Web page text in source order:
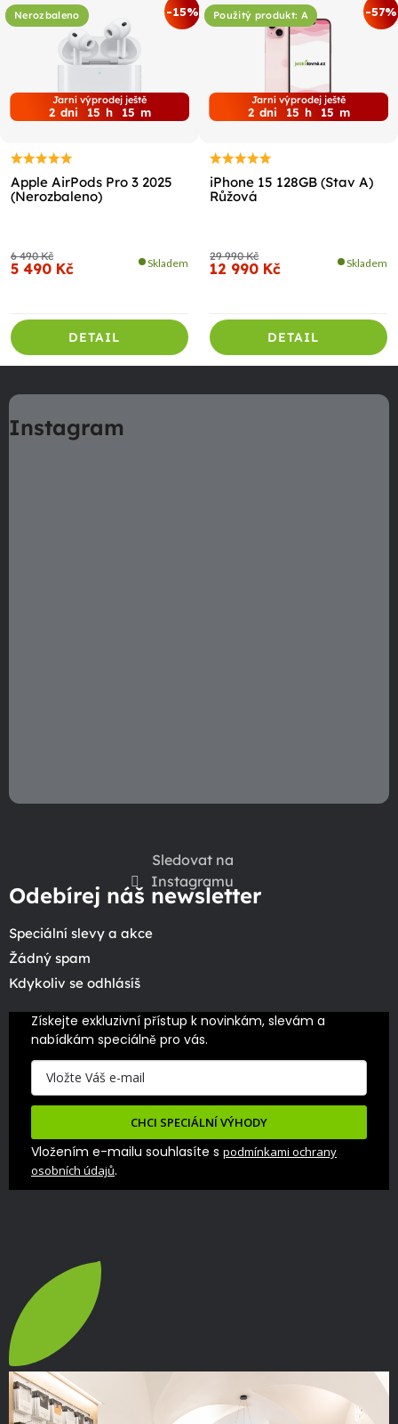
Nerozbaleno -15%
Jarní výprodej ještě
2 dni 15 h 15 m
Apple AirPods Pro 3 2025
(Nerozbaleno)
6 490 Kč
5 490 Kč Skladem
DETAIL
Použitý produkt: A -57%
Jarní výprodej ještě
2 dni 15 h 15 m
iPhone 15 128GB (Stav A)
Růžová
29 990 Kč
12 990 Kč Skladem
DETAIL
á
pInstagram
Sledovat na
Instagramu
Odebírej náš newsletter
Speciální slevy a akce
Žádný spam
Kdykoliv se odhlásíš
Získejte exkluzivní přístup k novinkám, slevám a
nabídkám speciálně pro vás.
CHCI SPECIÁLNÍ VÝHODY
Vložením e-mailu souhlasíte s podmínkami ochrany
osobních údajů.